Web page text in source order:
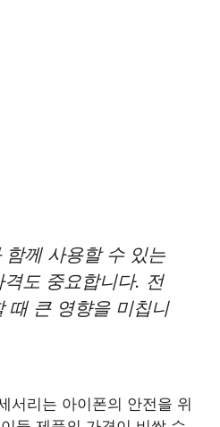
함께 사용할 수 있는
도 중요합니다. 전
때 큰 영향을 미칩니
서리는 아이폰의 안전을 위